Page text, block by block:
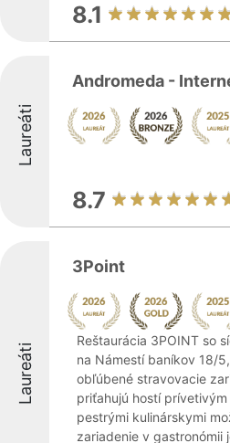
8.1
Laureáti
Andromeda -
8.7
Laureáti
3Point
Reštaurácia 3POINT so
na Námestí baníkov 18/
obľúbené stravovacie
priťahujú hostí
pestrými kulinárskymi
zariadenie v gastronómii